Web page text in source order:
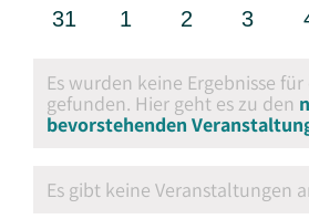
0
31
0
1
0
2
0
3
Hinweis
Es wurden keine Ergebnisse
gefunden. Hier geht es zu den
bevorstehenden
Hinweis
Es gibt keine Veranstaltungen